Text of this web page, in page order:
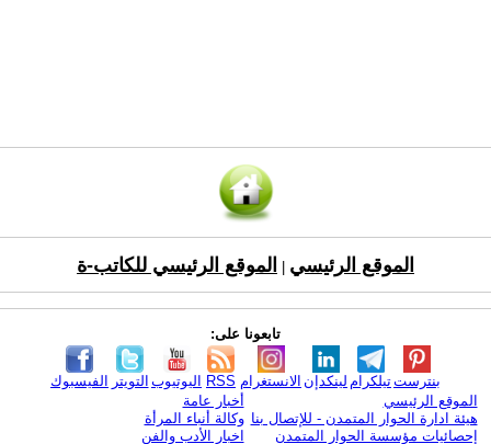
الموقع الرئيسي الموقع الرئيسي للكاتب-ة
تابعونا على:
الفيسبوك التويتر اليوتيوب RSS الانستغرام لينكدإن تيلكرامبنترست
الموقع الرئيسي
هيئة ادارة الحوار المتمدن - للإتصال بنا
إحصائيات مؤسسة الحوار المتمدن
أخبار عامة
وكالة أنباء المرأة
اخبار الأدب والفن